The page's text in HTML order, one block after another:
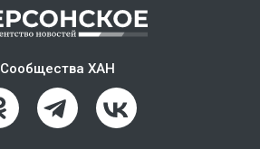
Сообщества ХАН